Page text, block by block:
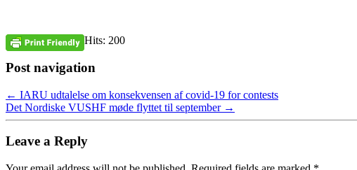
Hits: 200
Post navigation
← IARU udtalelse om konsekvensen af covid-19 for contests
Det Nordiske VUSHF møde flyttet til september →
Leave a Reply